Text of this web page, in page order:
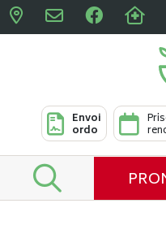
Envoi
ordo